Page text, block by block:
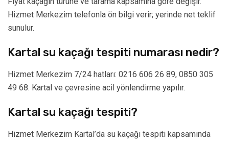
Hizmet Merkezim telefonla ön bilgi verir; yerinde net teklif
sunulur.
Kartal su kaçağı tespiti numarası nedir?
Hizmet Merkezim 7/24 hatları: 0216 606 26 89, 0850 305
49 68. Kartal ve çevresine acil yönlendirme yapılır.
Kartal su kaçağı tespiti?
Hizmet Merkezim Kartal’da su kaçağı tespiti kapsamında